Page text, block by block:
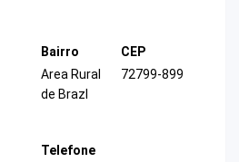
Bairro
Area Rural
de Brazl
CEP
72799-899
Telefone